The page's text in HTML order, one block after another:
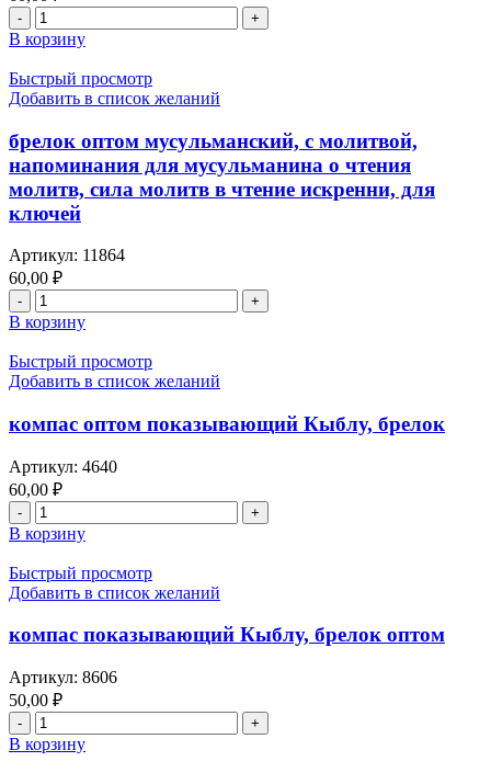
Количество
товара
брелок
оптом
мусульманский,
Аллаха
и
его
посланника,
для
мусульманина
о
чтения
молитв,
молитв
в
искренни
В корзину
Быстрый просмотр
Добавить в список желаний
брелок оптом мусульманский, с молитвой,
напоминания для мусульманина о чтения
молитв, сила молитв в чтение искренни, для
ключей
Артикул: 11864
60,00 ₽
Количество
товара
брелок
оптом
мусульманский,
напоминания
мусульманина
о
чтения
молитв,
молитв
в
искренни,
ключей
В корзину
Быстрый просмотр
Добавить в список желаний
компас оптом показывающий Кыблу, брелок
Артикул: 4640
60,00 ₽
Количество
товара
компас
оптом
показывающий
брелок
В корзину
Быстрый просмотр
Добавить в список желаний
компас показывающий Кыблу, брелок оптом
Артикул: 8606
50,00 ₽
Количество
товара
компас
В корзину